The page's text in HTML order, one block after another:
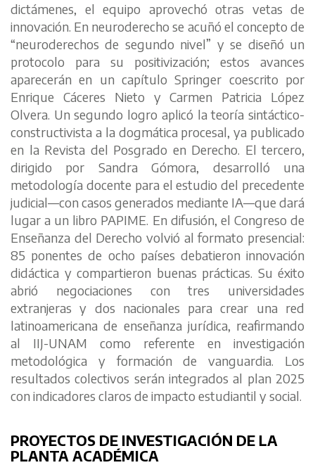
dictámenes, el equipo aprovechó otras vetas de
innovación. En neuroderecho se acuñó el concepto de
“neuroderechos de segundo nivel” y se diseñó un
protocolo para su positivización; estos avances
aparecerán en un capítulo Springer coescrito por
Enrique Cáceres Nieto y Carmen Patricia López
Olvera. Un segundo logro aplicó la teoría sintáctico-
constructivista a la dogmática procesal, ya publicado
en la Revista del Posgrado en Derecho. El tercero,
dirigido por Sandra Gómora, desarrolló una
metodología docente para el estudio del precedente
judicial—con casos generados mediante IA—que dará
lugar a un libro PAPIME. En difusión, el Congreso de
Enseñanza del Derecho volvió al formato presencial:
85 ponentes de ocho países debatieron innovación
didáctica y compartieron buenas prácticas. Su éxito
abrió negociaciones con tres universidades
extranjeras y dos nacionales para crear una red
latinoamericana de enseñanza jurídica, reafirmando
al IIJ-UNAM como referente en investigación
metodológica y formación de vanguardia. Los
resultados colectivos serán integrados al plan 2025
con indicadores claros de impacto estudiantil y social.
PROYECTOS DE INVESTIGACIÓN DE LA
PLANTA ACADÉMICA